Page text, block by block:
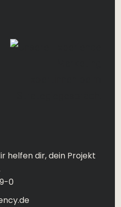
helfen dir, dein Projekt
0